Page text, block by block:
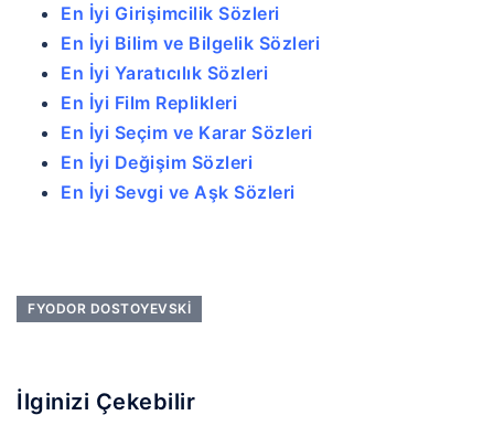
En İyi Girişimcilik Sözleri
En İyi Bilim ve Bilgelik Sözleri
En İyi Yaratıcılık Sözleri
En İyi Film Replikleri
En İyi Seçim ve Karar Sözleri
En İyi Değişim Sözleri
En İyi Sevgi ve Aşk Sözleri
FYODOR DOSTOYEVSKI
İlginizi Çekebilir